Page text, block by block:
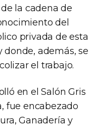
la cadena de
del
privada de esta
además, se
el trabajo.
en el Salón Gris
fue encabezado
Ganadería y